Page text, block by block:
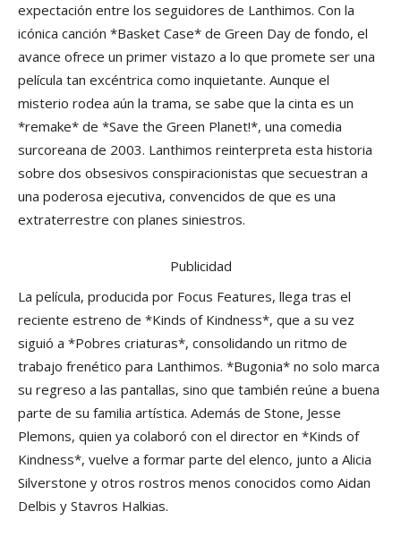
expectación entre los seguidores de Lanthimos. Con la
icónica canción *Basket Case* de Green Day de fondo, el
avance ofrece un primer vistazo a lo que promete ser una
película tan excéntrica como inquietante. Aunque el
misterio rodea aún la trama, se sabe que la cinta es un
*remake* de *Save the Green Planet!*, una comedia
surcoreana de 2003. Lanthimos reinterpreta esta historia
sobre dos obsesivos conspiracionistas que secuestran a
una poderosa ejecutiva, convencidos de que es una
extraterrestre con planes siniestros.
Publicidad
La película, producida por Focus Features, llega tras el
reciente estreno de *Kinds of Kindness*, que a su vez
siguió a *Pobres criaturas*, consolidando un ritmo de
trabajo frenético para Lanthimos. *Bugonia* no solo marca
su regreso a las pantallas, sino que también reúne a buena
parte de su familia artística. Además de Stone, Jesse
Plemons, quien ya colaboró con el director en *Kinds of
Kindness*, vuelve a formar parte del elenco, junto a Alicia
Silverstone y otros rostros menos conocidos como Aidan
Delbis y Stavros Halkias.